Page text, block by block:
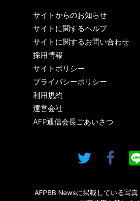
サイトからのお知らせ
サイトに関するヘルプ
サイトに関するお問い合わせ
採用情報
サイトポリシー
プライバシーポリシー
利用規約
運営会社
AFP通信会長ごあいさつ
AFPBB Newsに掲載している写